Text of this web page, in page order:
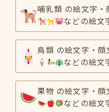
哺乳類 の絵文字・
などの絵文
鳥類 の絵文字・顔
などの絵文
果物 の絵文字・顔
などの絵文